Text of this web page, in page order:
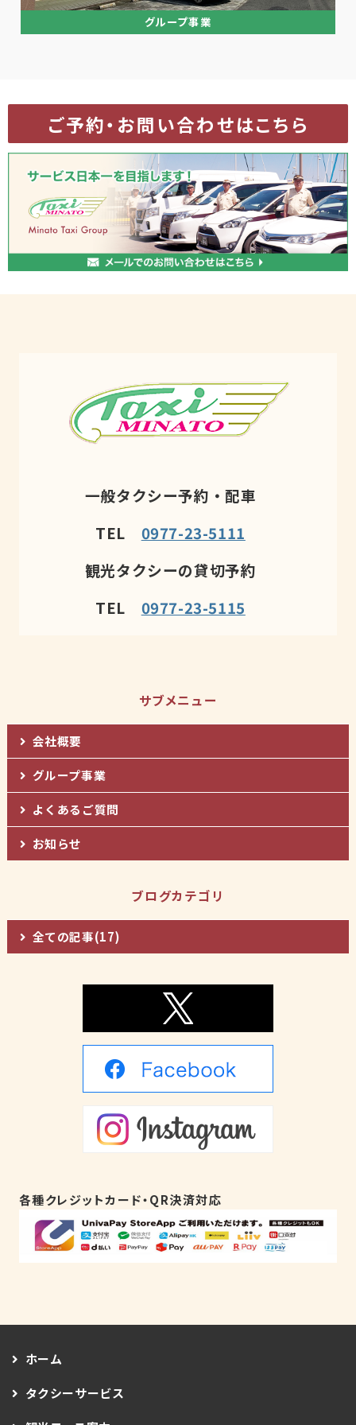
グループ事業
ご予約・お問い合わせはこちら
一般タクシー予約・配車
TEL 0977-23-5111
観光タクシーの貸切予約
TEL 0977-23-5115
サブメニュー
会社概要
グループ事業
よくあるご質問
お知らせ
ブログカテゴリ
全ての記事(17)
各種クレジットカード・QR決済対応
ホーム
タクシーサービス